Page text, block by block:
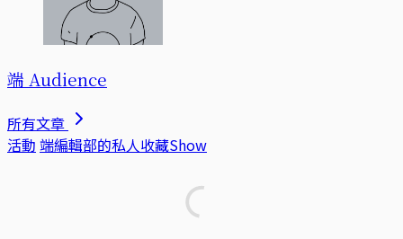
端 Audience
所有文章
活動 端編輯部的私人收藏Show